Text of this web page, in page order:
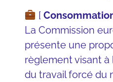
[
La Commission
présente une
règlement visant
du travail forcé du